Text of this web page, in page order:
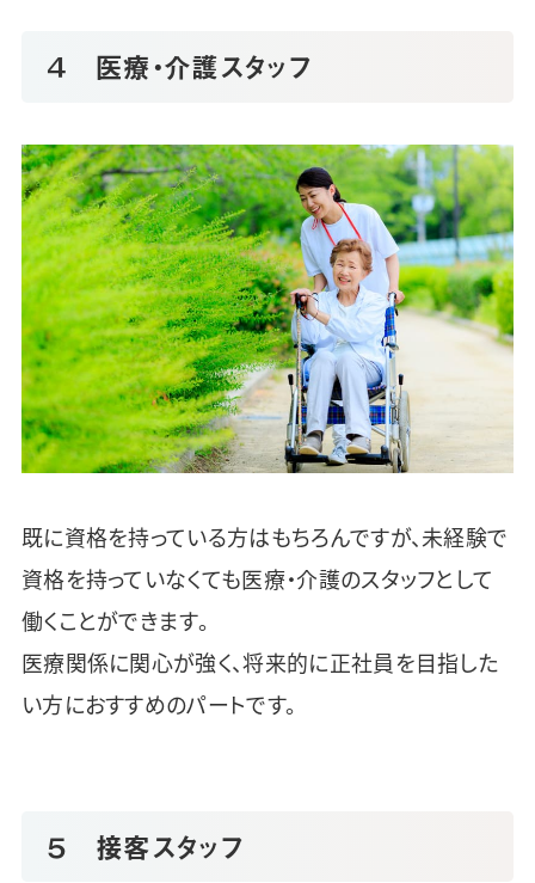
４ 医療・介護スタッフ
既に資格を持っている方はもちろんですが、未経験で
資格を持っていなくても医療・介護のスタッフとして
働くことができます。
医療関係に関心が強く、将来的に正社員を目指した
い方におすすめのパートです。
５ 接客スタッフ